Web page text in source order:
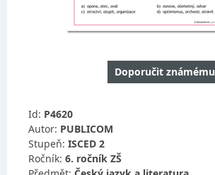
Doporučit známému
Id: P4620
Autor: PUBLICOM
Stupeň: ISCED 2
Ročník: 6. ročník ZŠ